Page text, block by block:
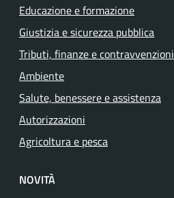
Educazione e formazione
Giustizia e sicurezza pubblica
Tributi, finanze e contravvenzioni
Ambiente
Salute, benessere e assistenza
Autorizzazioni
Agricoltura e pesca
NOVITÀ